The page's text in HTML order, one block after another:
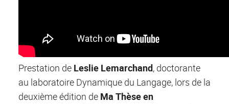
Prestation de Leslie Lemarchand, doctorante
au laboratoire Dynamique du Langage, lors de la
deuxième édition de Ma Thèse en